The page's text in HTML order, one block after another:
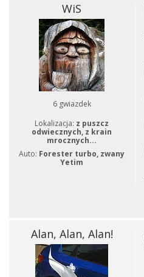
WiS
6 gwiazdek
Lokalizacja: z puszcz
odwiecznych, z krain
mrocznych...
Auto: Forester turbo, zwany
Yetim
Alan, Alan, Alan!